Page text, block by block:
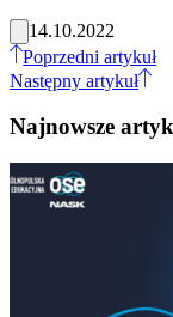
14.10.2022
Poprzedni artykuł
Następny artykuł
Najnowsze